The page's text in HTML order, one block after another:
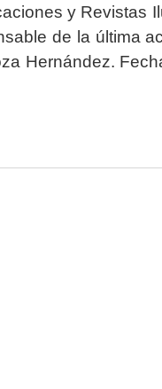
y Revistas
de la última
Hernández.